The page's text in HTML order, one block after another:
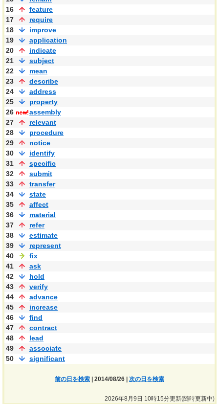
16
feature
17
require
18
improve
19
application
20
indicate
21
subject
22
mean
23
describe
24
address
25
property
26
assembly
27
relevant
28
procedure
29
notice
30
identify
31
specific
32
submit
33
transfer
34
state
35
affect
36
material
37
refer
38
estimate
39
represent
40
fix
41
ask
42
hold
43
verify
44
advance
45
increase
46
find
47
contract
48
lead
49
associate
50
significant
前の日を検索 | 2014/08/26 | 次の日を検索
2026年8月9日 10時15分更新(随時更新中)